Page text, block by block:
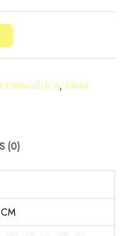
EVANGÉLICA, SAIAS
(0)